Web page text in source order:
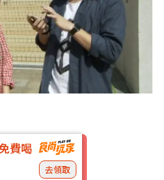
費喝
去領取